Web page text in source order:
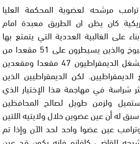
مرشحه لعضوية المحكمة العليا
كان يظن ان الطريق معبدة امام
على الغالبية العددية التي يتمتع بها
الجمهورون بمجلس الشيوخ والذين يسيطرون على 51 مقعدا من
اصل 100 مقعد فيما يشغل الديمقراطيون 47 مقعدا ومقعدين
لكن الديمقراطيين الذين
شراسة في مهاجمة هذا الإختيار الذي
ولزمن طويل لصالح المحافظين
سبق له أن عين عضوين خلال ولايتيه اللتين
عين عضوا واحد لحد الآن وإذا تم